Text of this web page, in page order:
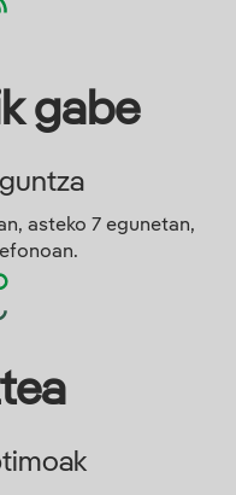
gabe
asteko 7 egunetan,